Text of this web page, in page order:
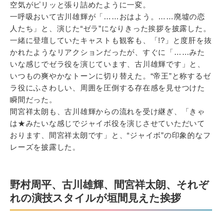
空気がピリッと張り詰めたように一変。
一呼吸おいて古川雄輝が「……おはよう。……廃墟の恋
人たち」と、演じた“ゼラ”になりきった挨拶を披露した。
一緒に登壇していたキャストも観客も、「!?」と度肝を抜
かれたようなリアクションだったが、すぐに「……みた
いな感じでゼラ役を演じています、古川雄輝です」と、
いつもの爽やかなトーンに切り替えた。“帝王”と称するゼ
ラ役にふさわしい、周囲を圧倒する存在感を見せつけた
瞬間だった。
間宮祥太朗も、古川雄輝からの流れを受け継ぎ、「きゃ
は★みたいな感じでジャイボ役を演じさせていただいて
おります、間宮祥太朗です」と、“ジャイボ”の印象的なフ
レーズを披露した。
野村周平、古川雄輝、間宮祥太朗、それぞ
れの演技スタイルが垣間見えた挨拶